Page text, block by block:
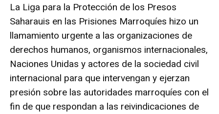
La Liga para la Protección de los Presos
Saharauis en las Prisiones Marroquíes hizo un
llamamiento urgente a las organizaciones de
derechos humanos, organismos internacionales,
Naciones Unidas y actores de la sociedad civil
internacional para que intervengan y ejerzan
presión sobre las autoridades marroquíes con el
fin de que respondan a las reivindicaciones de